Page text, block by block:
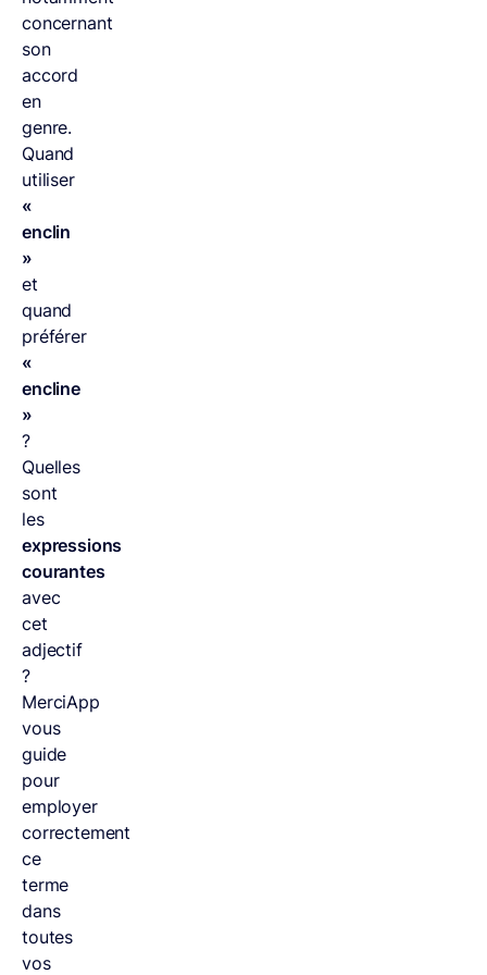
concernant
son
accord
en
genre.
Quand
utiliser
«
enclin
»
et
quand
préférer
«
encline
»
?
Quelles
sont
les
expressions
courantes
avec
cet
adjectif
?
MerciApp
vous
guide
pour
employer
correctement
ce
terme
dans
toutes
vos